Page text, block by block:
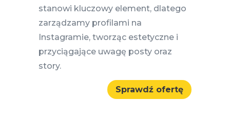
stanowi kluczowy element, dlatego
zarządzamy profilami na
Instagramie, tworząc estetyczne i
przyciągające uwagę posty oraz
story.
Sprawdź ofertę